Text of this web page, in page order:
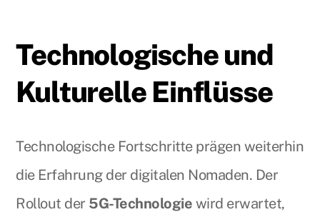
Technologische und
Kulturelle Einflüsse
Technologische Fortschritte prägen weiterhin
die Erfahrung der digitalen Nomaden. Der
Rollout der 5G-Technologie wird erwartet,